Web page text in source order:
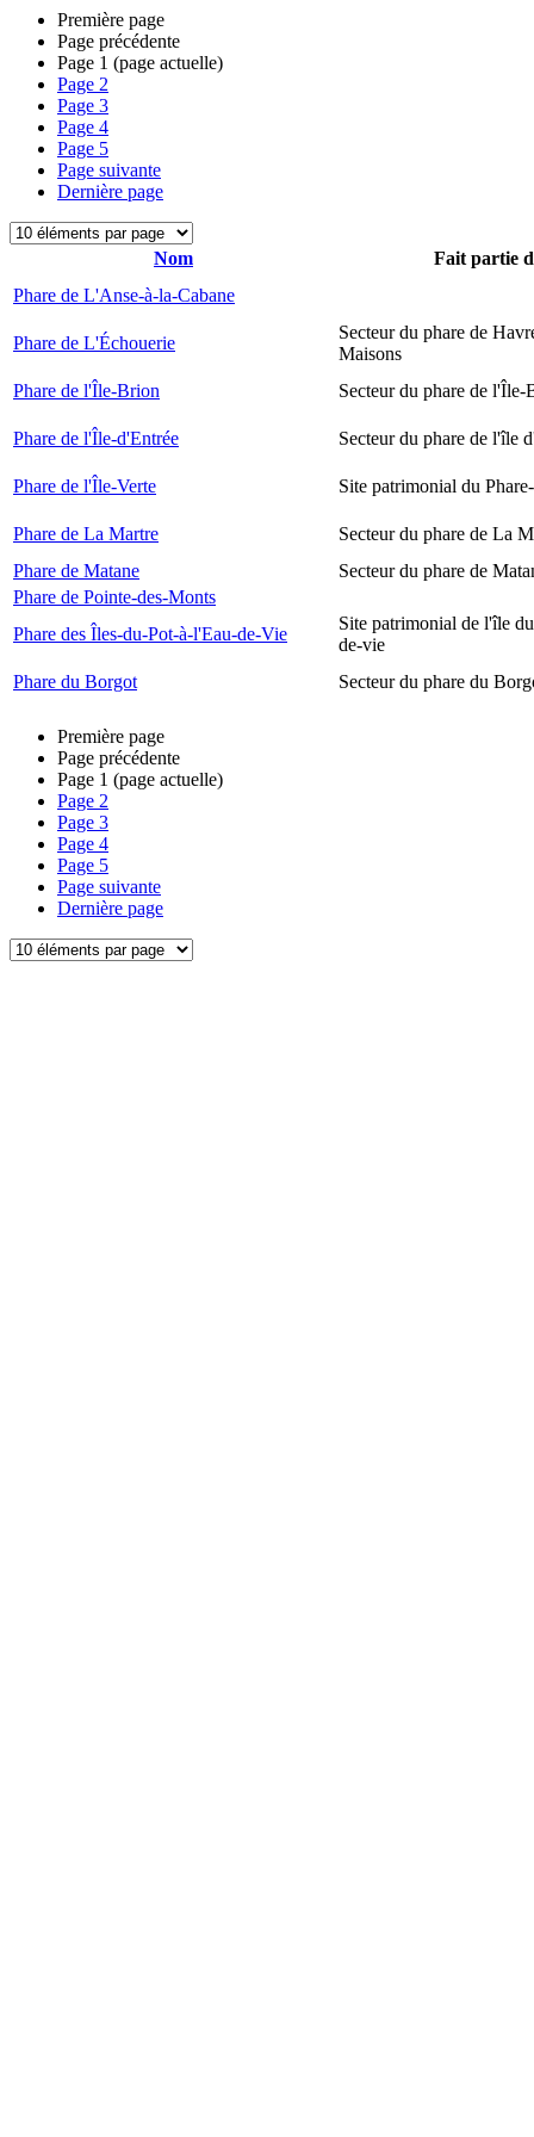
Première page
Page précédente
Page 1 (page actuelle)
Page 2
Page 3
Page 4
Page 5
Page suivante
Dernière page
Nom
Fait partie
Phare de L'Anse-à-la-Cabane
Phare de L'Échouerie
Secteur du phare de
Maisons
Phare de l'Île-Brion
Secteur du phare de l'Île-
Phare de l'Île-d'Entrée Secteur du phare de l'île
Phare de l'Île-Verte Site patrimonial du
Phare de La Martre
Secteur du phare de La
Phare de Matane
Secteur du phare de
Phare de Pointe-des-Monts
Phare des Îles-du-Pot-à-l'Eau-de-Vie
Site patrimonial de l'île
de-vie
Phare du Borgot
Secteur du phare du
Première page
Page précédente
Page 1 (page actuelle)
Page 2
Page 3
Page 4
Page 5
Page suivante
Dernière page